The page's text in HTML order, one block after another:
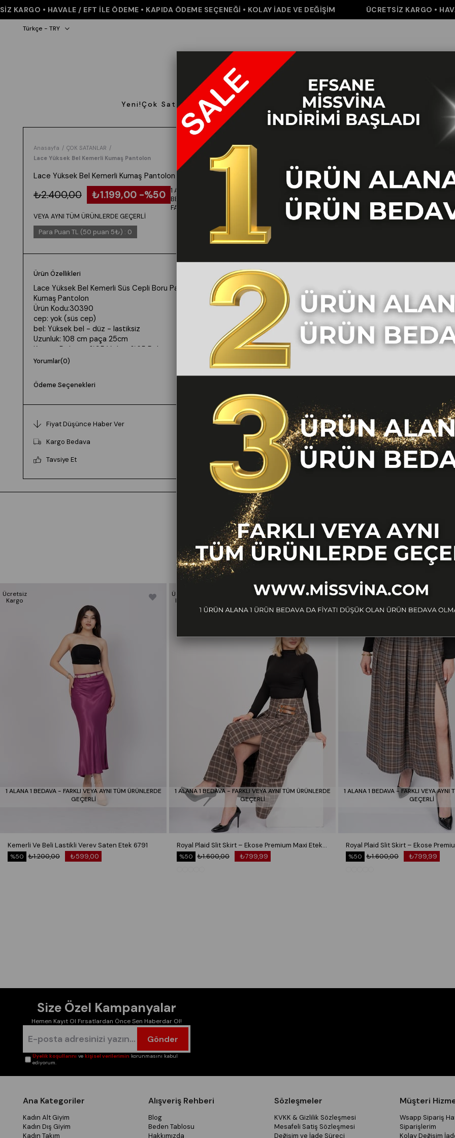
• HAVALE / EFT İLE ÖDEME • KAPIDA ÖDEME SEÇENEĞİ • KOLAY İADE VE DEĞİŞİM ÜCRETSİZ KARGO •
Türkçe - TRY
Yeni!Çok Satanlar Giyim Pantolon Elbise&Tulum Takım Aksesuar
Anasayfa
ÇOK SATANLAR
Lace Yüksek Bel Kemerli Kumaş Pantolon
Lace Yüksek Bel Kemerli Kumaş Pantolon
₺2.400,00 ₺1.199,00 50 1 ALANA 1
BEDAVA -
FARKLI
VEYA AYNI TÜM ÜRÜNLERDE GEÇERLİ
Para Puan TL (50 puan 5₺) : 0
Ürün Özellikleri
Lace Yüksek Bel Kemerli Süs Cepli Boru Paça
Kumaş Pantolon
Ürün Kodu:30390
cep: yok (süs cep)
bel: Yüksek bel - düz - lastiksiz
Uzunluk: 108 cm paça 25cm
Kumaş: Dokuma %35 Viskon %65 Polyester
Boy: 165cm Kilo:55 Göğüs: 85cm Bel: 65cm Basen:
94cm
Ürünlerimiz tam kalıptır kendi bedeninizi tercih
Prova ürün bedeni: S/36
Daha rahat kalıp isteyenler bir beden büyük tercih
44/XXL Beden Göğüs: 114/124 Bel:98/108
Basen:120/128
Yorumlar(0)
Ödeme Seçenekleri
Fiyat Düşünce Haber Ver
Kargo Bedava
Tavsiye Et
BENZER ÜRÜNLER
1 ALANA 1 BEDAVA - FARKLI VEYA AYNI TÜM ÜRÜNLERDE
GEÇERLİ
Kemerli Ve Beli Lastikli Verev Saten Etek 6791
₺599,00
₺1.200,00
%50
Ücretsiz
Kargo
1 ALANA 1 BEDAVA - FARKLI VEYA AYNI TÜM ÜRÜNLERDE
GEÇERLİ
Royal Plaid Slit Skirt – Ekose Premium Maxi Etek 6831
₺799,99
₺1.600,00
%50
Ücretsiz
Kargo
1 ALANA 1 BEDAVA - FARKLI VEYA AYNI
GEÇERLİ
₺799,99
₺1.600,00
%50
Ücretsiz
Size Özel Kampanyalar
Hemen Kayıt Ol Fırsatlardan Önce Sen Haberdar Ol!
Gönder
Üyelik koşullarını vekişisel verilerimin korunmasını kabul
ediyorum.
Ana Kategoriler
Kadın Alt Giyim
Kadın Dış Giyim
Kadın Takım
Alışveriş Rehberi
Blog
Beden Tablosu
Hakkımızda
Sözleşmeler
KVKK & Gizlilik Sözleşmesi
Mesafeli Satiş Sözleşmesi
Değişim ve İade Süreci
Müşteri
Wsapp Sipariş
Siparişlerim
Kolay Değişim